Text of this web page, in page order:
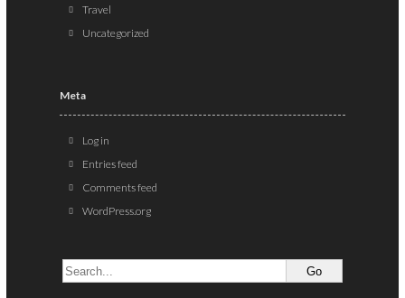
Travel
Uncategorized
Meta
Log in
Entries feed
Comments feed
WordPress.org